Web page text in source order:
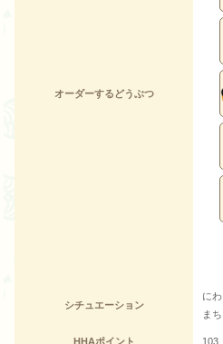
オーダーするどうぶつ
シチュエーション
にわ
まち
HHAポイント 103